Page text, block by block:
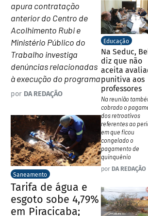
apura contratação
anterior do Centro de
Acolhimento Rubi e
Ministério Público do
Trabalho investiga
denúncias relacionadas
à execução do programa
por DA REDAÇÃO
Saneamento
Tarifa de água e
esgoto sobe 4,79%
em Piracicaba;
Educação
Na Seduc,
diz que não
aceita
punitiva aos
professores
Na reunião
cobrado o
dos retroativos
referentes ao
em que ficou
congelado o
pagamento de
quinquênio
por DA REDAÇÃO